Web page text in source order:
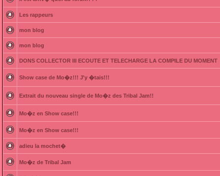
Les rappeurs
mon blog
mon blog
DONS COLLECTOR III ECOUTE ET TELECHARGE LA COMPILE DU MOMENT
Show case de Mo�z!!! J'y �tais!!!
Extrait du nouveau single de Mo�z des Tribal Jam!!
Mo�z en Show case!!!
Mo�z en Show case!!!
adieu la mochet�
Mo�z de Tribal Jam